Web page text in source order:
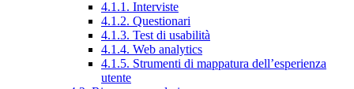
4.1.1. Interviste
4.1.2. Questionari
4.1.3. Test di usabilità
4.1.4. Web analytics
4.1.5. Strumenti di mappatura dell’esperienza
utente